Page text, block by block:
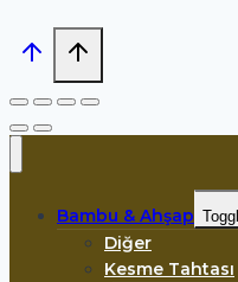
Bambu & Ahşap
Diğer
Kesme Tahtası